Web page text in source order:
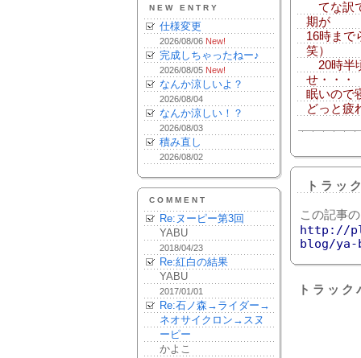
NEW ENTRY
仕様変更
2026/08/06 New!
完成しちゃったねー♪
2026/08/05 New!
なんか涼しいよ？
2026/08/04
なんか涼しい！？
2026/08/03
積み直し
2026/08/02
COMMENT
Re:ヌーピー第3回
YABU
2018/04/23
Re:紅白の結果
YABU
2017/01/01
Re:石ノ森→ライダー→
ネオサイクロン→スヌ
ーピー
かよこ
てな訳
期が
16時まで
笑）
20時半
せ・・・
眠いので
どっと疲
トラッ
この記事
http://
blog/
トラッ